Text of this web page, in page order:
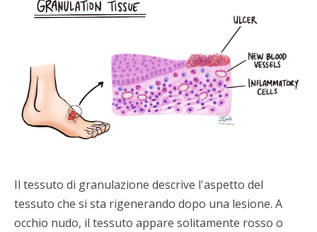
Il tessuto di granulazione descrive l'aspetto del
tessuto che si sta rigenerando dopo una lesione. A
occhio nudo, il tessuto appare solitamente rosso o